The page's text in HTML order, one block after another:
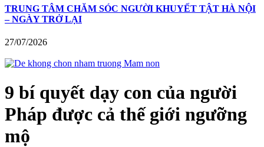
TRUNG TÂM CHĂM SÓC NGƯỜI KHUYẾT TẬT HÀ NỘI
– NGÀY TRỞ LẠI
27/07/2026
9 bí quyết dạy con của người
Pháp được cả thế giới ngưỡng
mộ